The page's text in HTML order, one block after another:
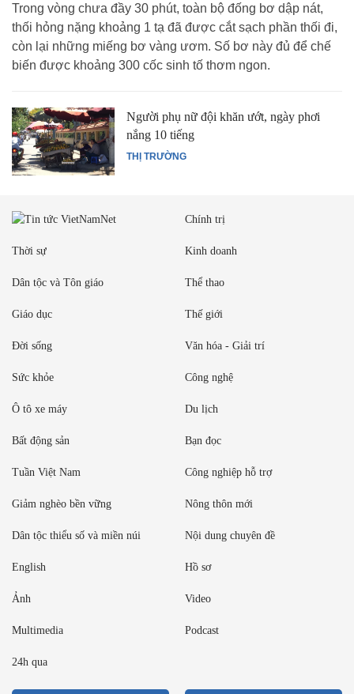
Trong vòng chưa đầy 30 phút, toàn bộ đống bơ dập nát,
thối hỏng nặng khoảng 1 tạ đã được cắt sạch phần thối đi,
còn lại những miếng bơ vàng ươm. Số bơ này đủ để chế
biến được khoảng 300 cốc sinh tố thơm ngon.
THỊ TRƯỜNG
Người phụ nữ đội khăn ướt, ngày phơi
nắng 10 tiếng
Chính trị
Thời sự Kinh doanh
Dân tộc và Tôn giáo Thể thao
Giáo dục Thế giới
Đời sống Văn hóa - Giải trí
Sức khỏe Công nghệ
Ô tô xe máy Du lịch
Bất động sản Bạn đọc
Tuần Việt Nam Công nghiệp hỗ trợ
Giảm nghèo bền vững Nông thôn mới
Dân tộc thiểu số và miền núi Nội dung chuyên đề
English Hồ sơ
Ảnh Video
Multimedia Podcast
24h qua